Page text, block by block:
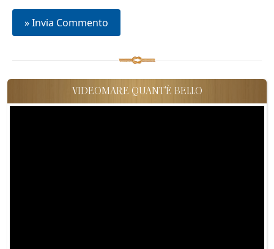
VIDEOMARE QUANT'È BELLO